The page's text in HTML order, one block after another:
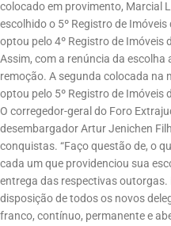
colocado em provimento, Marcial
escolhido o 5º Registro de
optou pelo 4º Registro de Imóveis
Assim, com a renúncia da
remoção. A segunda colocada na
optou pelo 5º Registro de Imóveis
O corregedor-geral do Foro
desembargador Artur Jenichen
conquistas. “Faço questão de, o
cada um que providenciou sua
entrega das respectivas outorgas.
disposição de todos os novos
franco, contínuo, permanente e